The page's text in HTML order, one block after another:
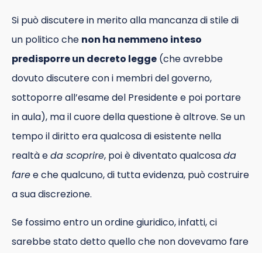
Si può discutere in merito alla mancanza di stile di
un politico che non ha nemmeno inteso
predisporre un decreto legge (che avrebbe
dovuto discutere con i membri del governo,
sottoporre all’esame del Presidente e poi portare
in aula), ma il cuore della questione è altrove. Se un
tempo il diritto era qualcosa di esistente nella
realtà eda scoprire, poi è diventato qualcosada
faree che qualcuno, di tutta evidenza, può costruire
a sua discrezione.
Se fossimo entro un ordine giuridico, infatti, ci
sarebbe stato detto quello che non dovevamo fare